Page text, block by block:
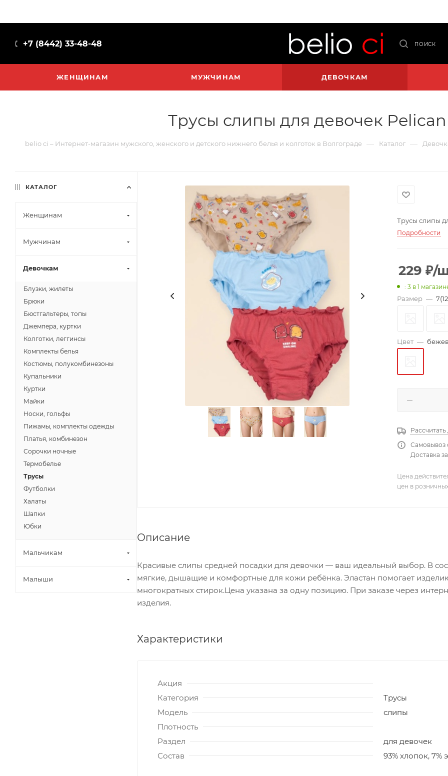
+7 (8442) 33-48-48 ПОИСК
ЖЕНЩИНАМ МУЖЧИНАМ ДЕВОЧКАМ
Трусы слипы для девочек Pelican
belio ci – Интернет-магазин мужского, женского и детского нижнего белья и колготок в Волгограде — Каталог —
Трусы слипы
Подробности
229 ₽/
: 3 в 1
Размер —
Цвет —
Рассчитать
Самовывоз
Доставка
Цена
цен в
Описание
Красивые слипы средней посадки для девочки — ваш идеальный выбор. В
мягкие, дышащие и комфортные для кожи ребёнка. Эластан помогает
многократных стирок.Цена указана за одну позицию. При заказе через
изделия.
Характеристики
Акция
Категория
Трусы
Модель
слипы
Плотность
Раздел
для девочек
Состав
93% хлопок, 7%
КАТАЛОГ
Женщинам
Мужчинам
Девочкам
Блузки, жилеты
Брюки
Бюстгальтеры, топы
Джемпера, куртки
Колготки, леггинсы
Комплекты белья
Костюмы, полукомбинезоны
Купальники
Куртки
Майки
Носки, гольфы
Пижамы, комплекты одежды
Платья, комбинезон
Сорочки ночные
Термобелье
Трусы
Футболки
Халаты
Шапки
Юбки
Мальчикам
Малыши